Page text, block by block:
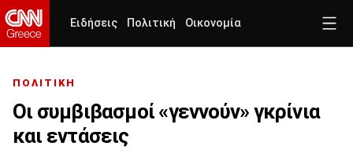
Ειδήσεις Πολιτική Οικονομία
ΠΟΛΙΤΙΚΗ
Οι συμβιβασμοί «γεννούν» γκρίνια
και εντάσεις